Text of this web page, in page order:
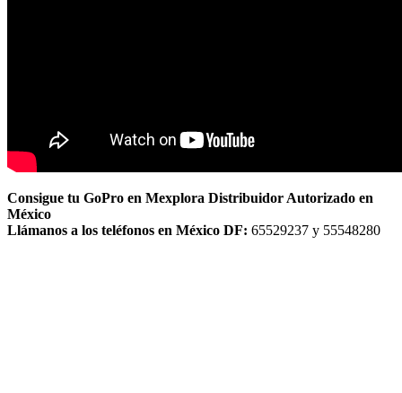
Consigue tu GoPro en Mexplora Distribuidor Autorizado en
México
Llámanos a los teléfonos en México DF: 65529237 y 55548280